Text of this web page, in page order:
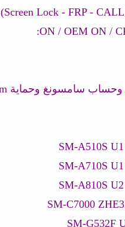
(Screen Lock -
ON / OEM ON /